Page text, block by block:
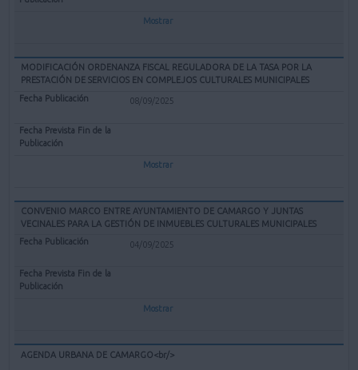
Mostrar
MODIFICACIÓN ORDENANZA FISCAL REGULADORA DE LA TASA POR LA
PRESTACIÓN DE SERVICIOS EN COMPLEJOS CULTURALES MUNICIPALES
08/09/2025
Mostrar
CONVENIO MARCO ENTRE AYUNTAMIENTO DE CAMARGO Y JUNTAS
VECINALES PARA LA GESTIÓN DE INMUEBLES CULTURALES MUNICIPALES
04/09/2025
Mostrar
AGENDA URBANA DE CAMARGO<br/>